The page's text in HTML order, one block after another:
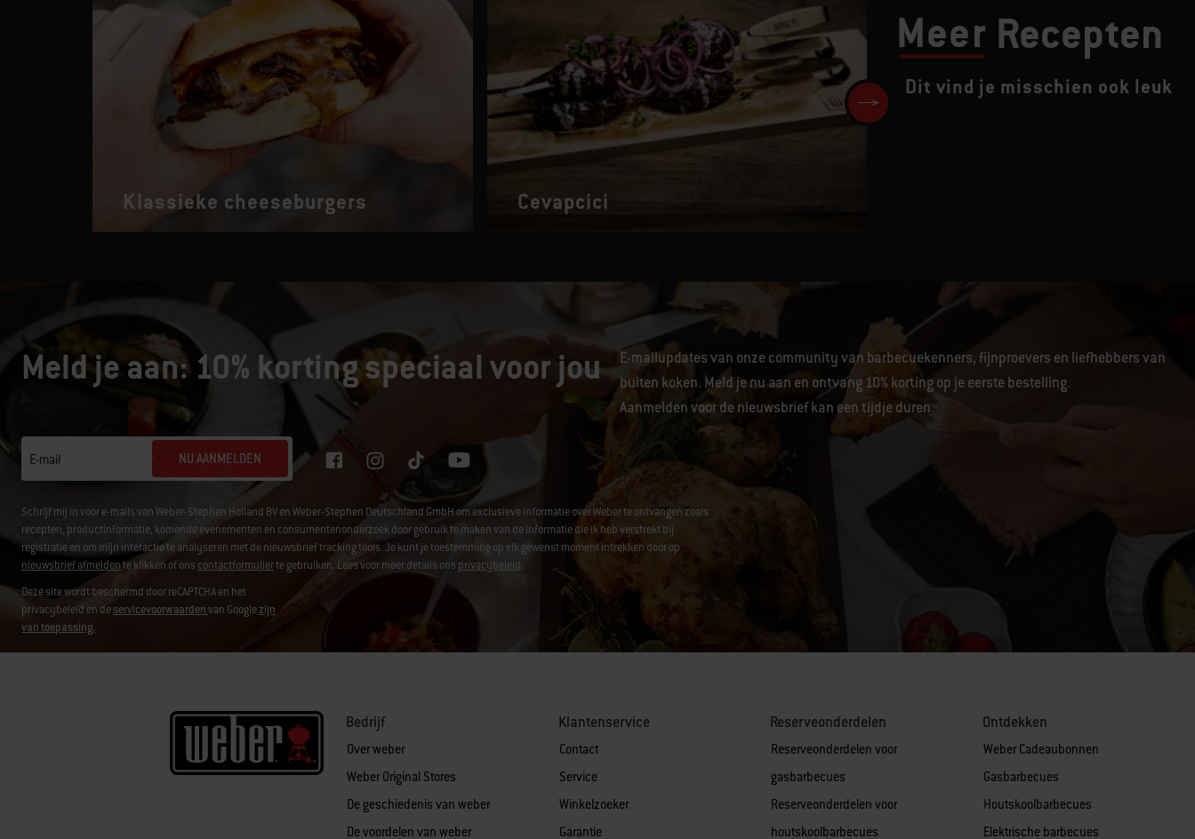
Meer Recepten
Dit vind je misschien ook leuk
Klassieke cheeseburgers Cevapcici
Meld je aan: 10% korting speciaal voor jou
E-mailupdates van onze community van barbecuekenners, fijnproevers en liefhebbers van
buiten koken. Meld je nu aan en ontvang 10% korting op je eerste bestelling.
Aanmelden voor de nieuwsbrief kan een tijdje duren.
E-mail NU AANMELDEN
Schrijf mij in voor e-mails van Weber-Stephen Holland BV en Weber-Stephen Deutschland GmbH om exclusieve informatie over Weber te ontvangen zoals
recepten, productinformatie, komende evenementen en consumentenonderzoek door gebruik te maken van de informatie die ik heb verstrekt bij
registratie en om mijn interactie te analyseren met de nieuwsbrief tracking tools. Je kunt je toestemming op elk gewenst moment intrekken door op
nieuwsbrief afmeldente klikken of ons contactformulierte gebruiken. Lees voor meer details ons privacybeleid.
Deze site wordt beschermd door reCAPTCHA en het
privacybeleid en deservicevoorwaardenvan Googlezijn
van toepassing.
Bedrijf
Over weber
Weber Original Stores
De geschiedenis van weber
De voordelen van weber
Klantenservice
Contact
Service
Winkelzoeker
Garantie
Reserveonderdelen
Reserveonderdelen voor
gasbarbecues
Reserveonderdelen voor
houtskoolbarbecues
Ontdekken
Weber Cadeaubonnen
Gasbarbecues
Houtskoolbarbecues
Elektrische barbecues